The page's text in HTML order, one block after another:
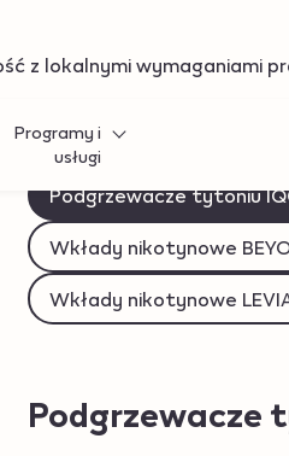
z lokalnymi wymaganiami
Programy i
usługi
Podgrzewacze tytoniu
Wkłady nikotynowe
Wkłady nikotynowe
Podgrzewacze